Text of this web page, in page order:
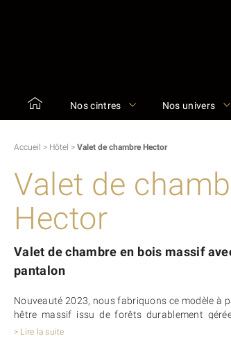
Nos cintres Nos univers
Accueil > Hôtel > Valet de chambre Hector
Valet de
Hector
Valet de chambre en bois massif
pantalon
Nouveauté 2023, nous fabriquons ce modèle à
hêtre massif issu de forêts durablement
valet de chambre Hector
> Lire la suite